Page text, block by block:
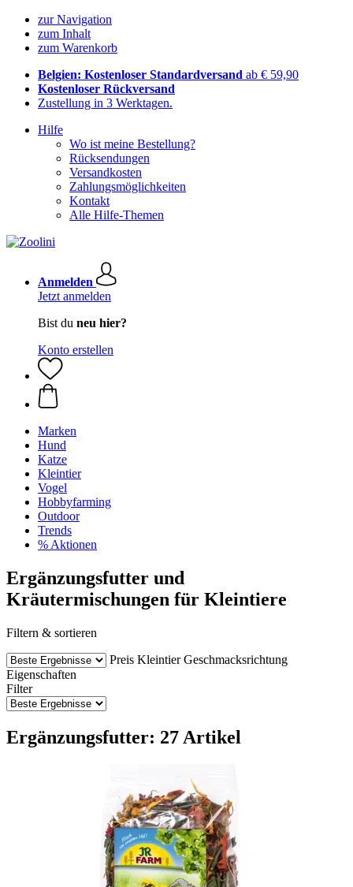
zur Navigation
zum Inhalt
zum Warenkorb
Belgien: Kostenloser Standardversand ab € 59,90
Kostenloser Rückversand
Zustellung in 3 Werktagen.
Hilfe
Wo ist meine Bestellung?
Rücksendungen
Versandkosten
Zahlungsmöglichkeiten
Kontakt
Alle Hilfe-Themen
Anmelden
Jetzt anmelden
Bist du neu hier?
Konto erstellen
Marken
Hund
Katze
Kleintier
Vogel
Hobbyfarming
Outdoor
Trends
% Aktionen
Ergänzungsfutter und
Kräutermischungen für Kleintiere
Filtern & sortieren
Preis Kleintier Geschmacksrichtung
Eigenschaften
Filter
Ergänzungsfutter: 27 Artikel